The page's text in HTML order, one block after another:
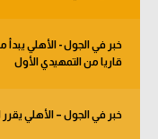
قاريا من التمهيدي الأول
خبر في الجول – الأهلي